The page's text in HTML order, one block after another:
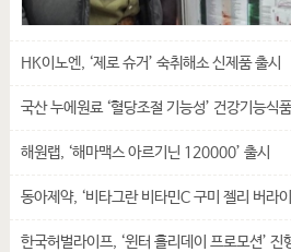
HK이노엔, ‘제로 슈거’ 숙취해소 신제품 출시
국산 누에원료 ‘혈당조절 기능성’ 건강기능식
해원랩, ‘해마맥스 아르기닌 120000’ 출시
동아제약, ‘비타그란 비타민C 구미 젤리 버라
한국허벌라이프, ‘윈터 홀리데이 프로모션’ 진